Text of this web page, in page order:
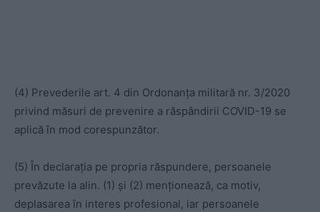
(4) Prevederile art. 4 din Ordonanța militară nr. 3/2020
privind măsuri de prevenire a răspândirii COVID-19 se
aplică în mod corespunzător.
(5) În declarația pe propria răspundere, persoanele
prevăzute la alin. (1) și (2) menționează, ca motiv,
deplasarea în interes profesional, iar persoanele